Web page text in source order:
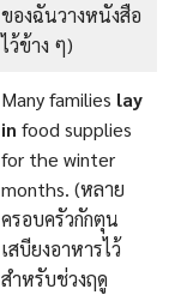
ของฉันวางหนังสือ
ไว้ข้าง ๆ)
Many families lay
in food supplies
for the winter
months. (หลาย
ครอบครัวกักตุน
เสบียงอาหารไว้
สำหรับช่วงฤดู